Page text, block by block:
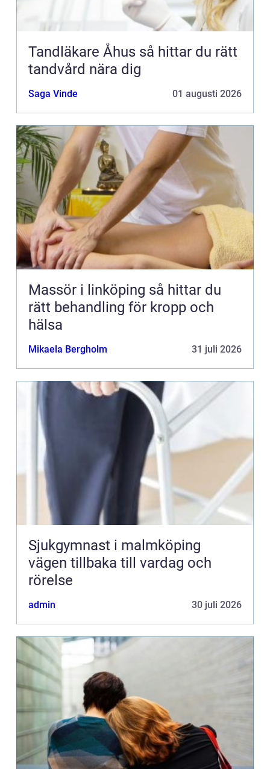
Tandläkare Åhus så hittar du rätt
tandvård nära dig
Saga Vinde 01 augusti 2026
Massör i linköping så hittar du
rätt behandling för kropp och
hälsa
Mikaela Bergholm 31 juli 2026
Sjukgymnast i malmköping
vägen tillbaka till vardag och
rörelse
admin 30 juli 2026